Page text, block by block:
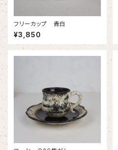
フリーカップ 青白
¥3,850